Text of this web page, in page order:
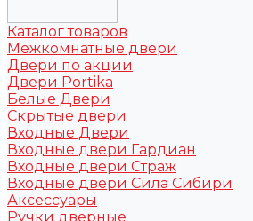
Каталог товаров
Межкомнатные двери
Двери по акции
Двери Portika
Белые Двери
Скрытые двери
Входные Двери
Входные двери Гардиан
Входные двери Страж
Входные двери Сила Сибири
Аксессуары
Ручки дверные